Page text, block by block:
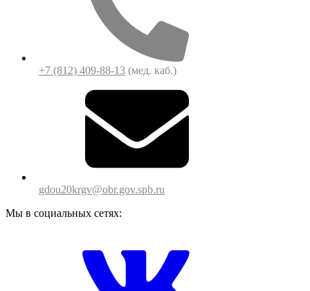
+7 (812) 409-88-13 (мед. каб.)
gdou20krgv@obr.gov.spb.ru
Мы в социальных сетях: